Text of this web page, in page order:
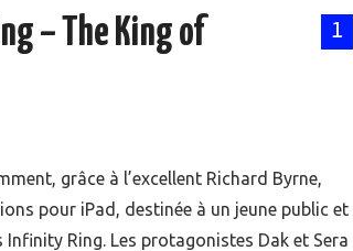
1
– The King of
grâce à l’excellent Richard Byrne,
pour iPad, destinée à un jeune public et
Infinity Ring. Les protagonistes Dak et Sera